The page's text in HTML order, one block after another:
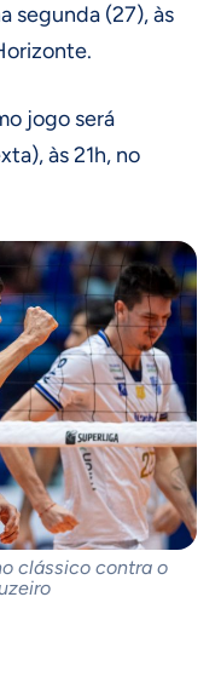
segunda (27), às
jogo será
às 21h, no
clássico contra o